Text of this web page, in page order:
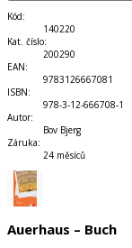
Kód:
140220
Kat. číslo:
200290
EAN:
9783126667081
ISBN:
978-3-12-666708-1
Autor:
Bov Bjerg
Záruka:
24 měsíců
Auerhaus – Buch